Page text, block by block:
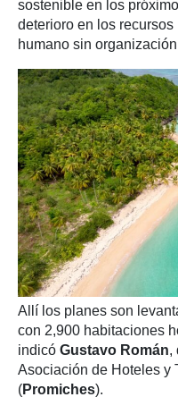
sostenible en los
deterioro en los
humano sin
Allí los planes son
con 2,900 habitaciones
indicó Gustavo Román,
Asociación de Hoteles y
(Promiches).